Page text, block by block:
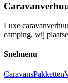
Luxe
camping, wij
Snelmenu
CaravansPakketten